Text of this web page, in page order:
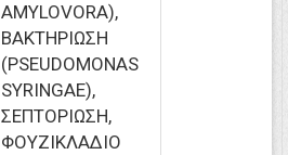
AMYLOVORA),
ΒΑΚΤΗΡΙΩΣΗ
(PSEUDOMONAS
SYRINGAE),
ΣΕΠΤΟΡΙΩΣΗ,
ΦΟΥΖΙΚΛΑΔΙΟ